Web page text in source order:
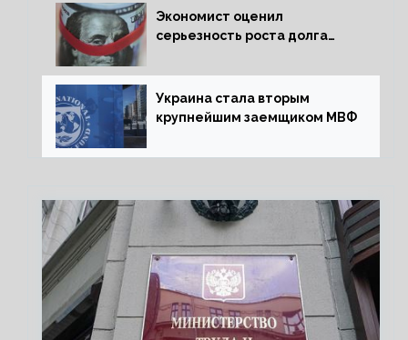
Экономист оценил
серьезность роста долга
Украина стала вторым
крупнейшим заемщиком МВФ